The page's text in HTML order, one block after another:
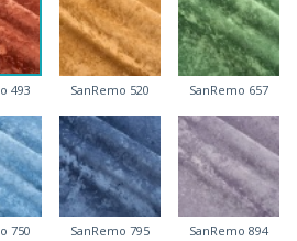
493 SanRemo 520 SanRemo 657
750 SanRemo 795 SanRemo 894